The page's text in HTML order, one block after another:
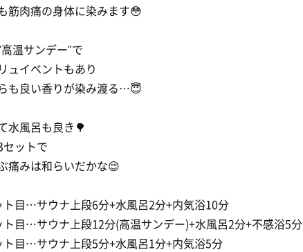
筋肉痛の身体に染みます😳
温サンデー"で
ュイベントもあり
も良い香りが染み渡る…😇
水風呂も良き🌳
ットで
痛みは和らいだかな😌
ト目…サウナ上段6分+水風呂2分+内気浴10分
ト目…サウナ上段12分(高温サンデー)+水風呂2分+不感浴5分
ト目…サウナ上段5分+水風呂1分+内気浴5分